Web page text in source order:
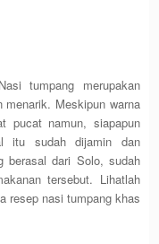
tumpang merupakan
Meskipun warna
pucat namun, siapapun
itu sudah dijamin dan
berasal dari Solo, sudah
tersebut. Lihatlah
resep nasi tumpang khas